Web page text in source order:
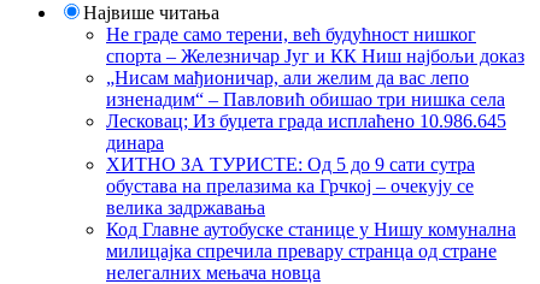
Највише читања
Не граде само терени, већ будућност нишког
спорта – Железничар Југ и КК Ниш најбољи доказ
„Нисам мађионичар, али желим да вас лепо
изненадим“ – Павловић обишао три нишка села
Лесковац; Из буџета града исплаћено 10.986.645
динара
ХИТНО ЗА ТУРИСТЕ: Од 5 до 9 сати сутра
обустава на прелазима ка Грчкој – очекују се
велика задржавања
Код Главне аутобуске станице у Нишу комунална
милицајка спречила превару странца од стране
нелегалних мењача новца